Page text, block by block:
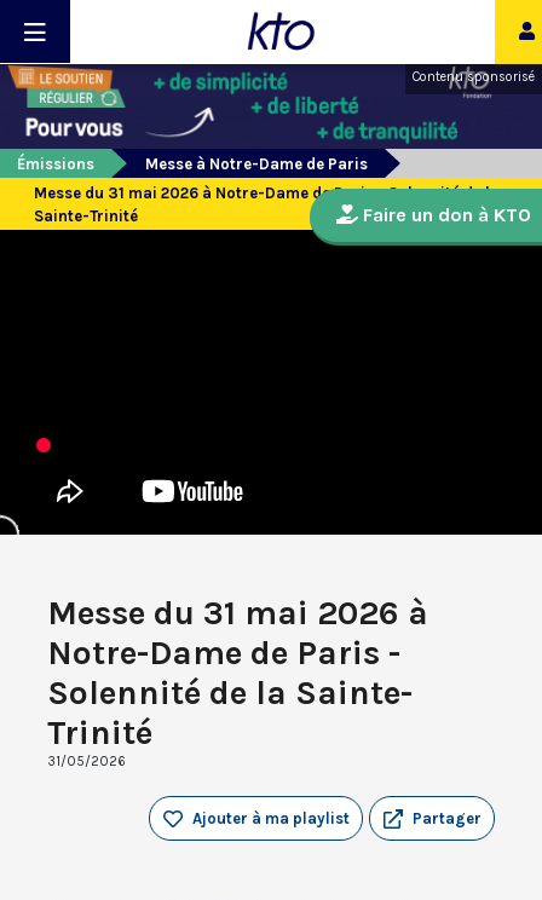
Contenu sponsorisé
Émissions
Messe à Notre-Dame de Paris
Messe du 31 mai 2026 à Notre-Dame de Paris - Solennité de la
Sainte-Trinité
Messe du 31 mai 2026 à
Notre-Dame de Paris -
Solennité de la Sainte-
Trinité
31/05/2026
Partager
Ajouter à ma playlist
Faire un don à KTO